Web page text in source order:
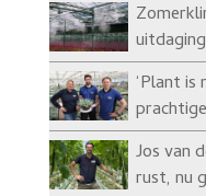
‘Plant
Jos van
rust, nu